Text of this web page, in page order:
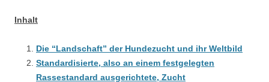
Inhalt
Die “Landschaft” der Hundezucht und ihr Weltbild
Standardisierte, also an einem festgelegten
Rassestandard ausgerichtete, Zucht